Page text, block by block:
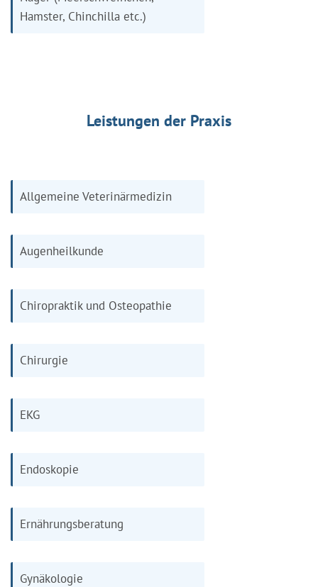
Hamster, Chinchilla etc.)
Leistungen der Praxis
Allgemeine Veterinärmedizin
Augenheilkunde
Chiropraktik und Osteopathie
Chirurgie
EKG
Endoskopie
Ernährungsberatung
Gynäkologie